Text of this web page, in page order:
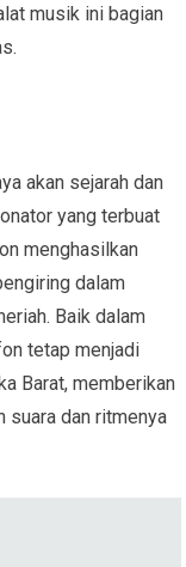
musik ini bagian
akan sejarah dan
yang terbuat
menghasilkan
dalam
Baik dalam
tetap menjadi
Barat, memberikan
suara dan ritmenya